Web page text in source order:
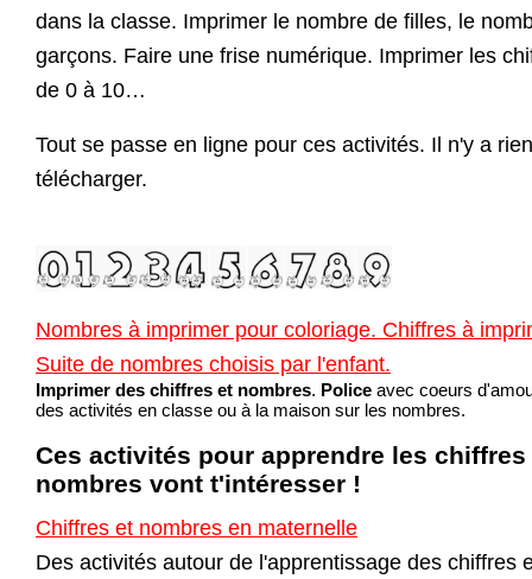
dans la classe. Imprimer le nombre de filles, le
garçons. Faire une frise numérique. Imprimer les
de 0 à 10…
Tout se passe en ligne pour ces activités. Il n'y a
télécharger.
Nombres à imprimer pour coloriage. Chiffres à
Suite de nombres choisis par l'enfant.
Imprimer des chiffres et nombres. Police avec coeurs
des activités en classe ou à la maison sur les nombres.
Ces activités pour apprendre les chiffres
nombres vont t'intéresser !
Chiffres et nombres en maternelle
Des activités autour de l'apprentissage des chiffres